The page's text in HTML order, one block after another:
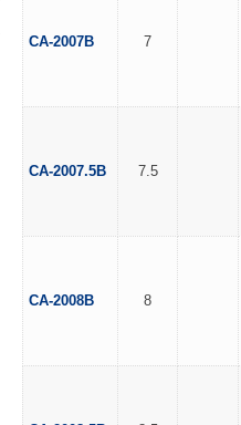
CA-2007B 7
CA-2007.5B 7.5
CA-2008B 8